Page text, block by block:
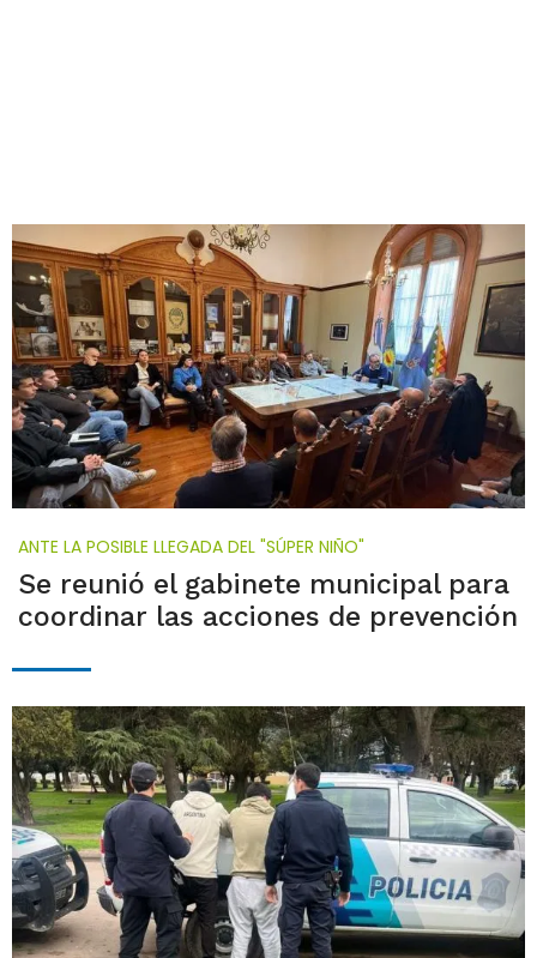
ANTE LA POSIBLE LLEGADA DEL "SÚPER NIÑO"
Se reunió el gabinete municipal para
coordinar las acciones de prevención